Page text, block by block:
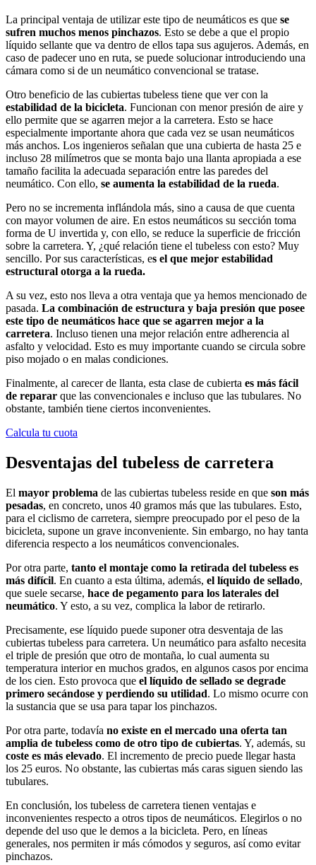
La principal ventaja de utilizar este tipo de neumáticos es que se
sufren muchos menos pinchazos. Esto se debe a que el propio
líquido sellante que va dentro de ellos tapa sus agujeros. Además, en
caso de padecer uno en ruta, se puede solucionar introduciendo una
cámara como si de un neumático convencional se tratase.
Otro beneficio de las cubiertas tubeless tiene que ver con la
estabilidad de la bicicleta. Funcionan con menor presión de aire y
ello permite que se agarren mejor a la carretera. Esto se hace
especialmente importante ahora que cada vez se usan neumáticos
más anchos. Los ingenieros señalan que una cubierta de hasta 25 e
incluso 28 milímetros que se monta bajo una llanta apropiada a ese
tamaño facilita la adecuada separación entre las paredes del
neumático. Con ello, se aumenta la estabilidad de la rueda.
Pero no se incrementa inflándola más, sino a causa de que cuenta
con mayor volumen de aire. En estos neumáticos su sección toma
forma de U invertida y, con ello, se reduce la superficie de fricción
sobre la carretera. Y, ¿qué relación tiene el tubeless con esto? Muy
sencillo. Por sus características, es el que mejor estabilidad
estructural otorga a la rueda.
A su vez, esto nos lleva a otra ventaja que ya hemos mencionado de
pasada. La combinación de estructura y baja presión que posee
este tipo de neumáticos hace que se agarren mejor a la
carretera. Incluso tienen una mejor relación entre adherencia al
asfalto y velocidad. Esto es muy importante cuando se circula sobre
piso mojado o en malas condiciones.
Finalmente, al carecer de llanta, esta clase de cubierta es más fácil
de reparar que las convencionales e incluso que las tubulares. No
obstante, también tiene ciertos inconvenientes.
Calcula tu cuota
Desventajas del tubeless de carretera
El mayor problema de las cubiertas tubeless reside en que son más
pesadas, en concreto, unos 40 gramos más que las tubulares. Esto,
para el ciclismo de carretera, siempre preocupado por el peso de la
bicicleta, supone un grave inconveniente. Sin embargo, no hay tanta
diferencia respecto a los neumáticos convencionales.
Por otra parte, tanto el montaje como la retirada del tubeless es
más difícil. En cuanto a esta última, además, el líquido de sellado,
que suele secarse, hace de pegamento para los laterales del
neumático. Y esto, a su vez, complica la labor de retirarlo.
Precisamente, ese líquido puede suponer otra desventaja de las
cubiertas tubeless para carretera. Un neumático para asfalto necesita
el triple de presión que otro de montaña, lo cual aumenta su
temperatura interior en muchos grados, en algunos casos por encima
de los cien. Esto provoca que el líquido de sellado se degrade
primero secándose y perdiendo su utilidad. Lo mismo ocurre con
la sustancia que se usa para tapar los pinchazos.
Por otra parte, todavía no existe en el mercado una oferta tan
amplia de tubeless como de otro tipo de cubiertas. Y, además, su
coste es más elevado. El incremento de precio puede llegar hasta
los 25 euros. No obstante, las cubiertas más caras siguen siendo las
tubulares.
En conclusión, los tubeless de carretera tienen ventajas e
inconvenientes respecto a otros tipos de neumáticos. Elegirlos o no
depende del uso que le demos a la bicicleta. Pero, en líneas
generales, nos permiten ir más cómodos y seguros, así como evitar
pinchazos.